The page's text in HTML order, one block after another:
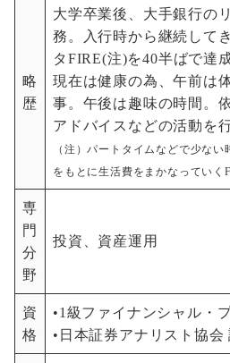
略
歴
大学卒業後、大手銀行の
務。入行時から継続して
タFIRE(注)を40半ばで達成
現在は健康の為、午前は
事。午後は趣味の時間。
アドバイスなどの活動を
（注）パートタイムなどで少な
をもとに生活費をまかなっていく
専
門
分
野
投資、資産運用
資
格
•1級ファイナンシャル・
•日本証券アナリスト協会